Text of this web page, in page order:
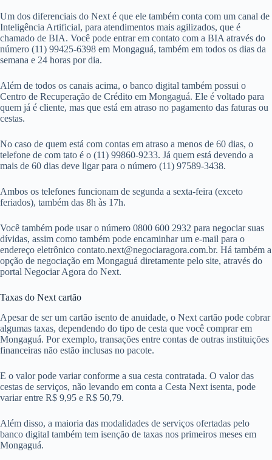
Um dos diferenciais do Next é que ele também conta com um canal de
Inteligência Artificial, para atendimentos mais agilizados, que é
chamado de BIA. Você pode entrar em contato com a BIA através do
número (11) 99425-6398 em Mongaguá, também em todos os dias da
semana e 24 horas por dia.
Além de todos os canais acima, o banco digital também possui o
Centro de Recuperação de Crédito em Mongaguá. Ele é voltado para
quem já é cliente, mas que está em atraso no pagamento das faturas ou
cestas.
No caso de quem está com contas em atraso a menos de 60 dias, o
telefone de com tato é o (11) 99860-9233. Já quem está devendo a
mais de 60 dias deve ligar para o número (11) 97589-3438.
Ambos os telefones funcionam de segunda a sexta-feira (exceto
feriados), também das 8h às 17h.
Você também pode usar o número 0800 600 2932 para negociar suas
dívidas, assim como também pode encaminhar um e-mail para o
endereço eletrônico contato.next@negociaragora.com.br. Há também a
opção de negociação em Mongaguá diretamente pelo site, através do
portal Negociar Agora do Next.
Taxas do Next cartão
Apesar de ser um cartão isento de anuidade, o Next cartão pode cobrar
algumas taxas, dependendo do tipo de cesta que você comprar em
Mongaguá. Por exemplo, transações entre contas de outras instituições
financeiras não estão inclusas no pacote.
E o valor pode variar conforme a sua cesta contratada. O valor das
cestas de serviços, não levando em conta a Cesta Next isenta, pode
variar entre R$ 9,95 e R$ 50,79.
Além disso, a maioria das modalidades de serviços ofertadas pelo
banco digital também tem isenção de taxas nos primeiros meses em
Mongaguá.